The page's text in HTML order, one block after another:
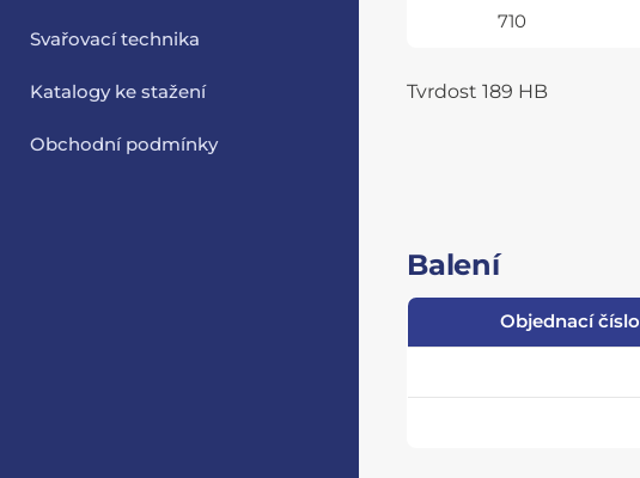
Svařovací technika
Katalogy ke stažení
Obchodní podmínky
710
Tvrdost 189 HB
Balení
Objednací číslo